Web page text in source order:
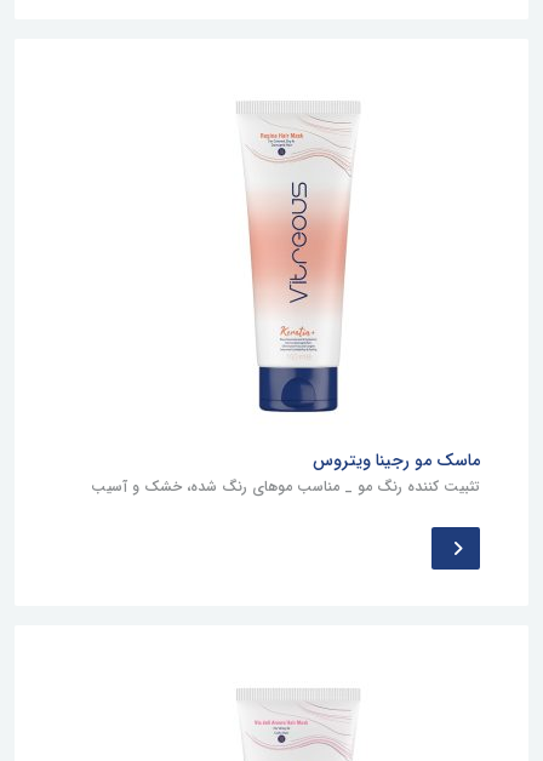
ماسک مو رجینا ویتروس
تثبیت کننده رنگ مو _ مناسب موهای رنگ شده، خشک و آسیب